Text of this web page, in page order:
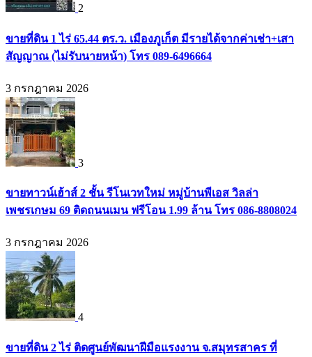
2
ขายที่ดิน 1 ไร่ 65.44 ตร.ว. เมืองภูเก็ต มีรายได้จากค่าเช่า+เสา
สัญญาณ (ไม่รับนายหน้า) โทร 089-6496664
3 กรกฎาคม 2026
3
ขายทาวน์เฮ้าส์ 2 ชั้น รีโนเวทใหม่ หมู่บ้านพีเอส วิลล่า
เพชรเกษม 69 ติดถนนเมน ฟรีโอน 1.99 ล้าน โทร 086-8808024
3 กรกฎาคม 2026
4
ขายที่ดิน 2 ไร่ ติดศูนย์พัฒนาฝีมือแรงงาน จ.สมุทรสาคร ที่